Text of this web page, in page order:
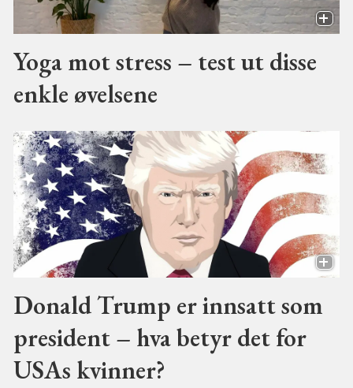
Yoga mot stress – test ut disse
enkle øvelsene
Donald Trump er innsatt som
president – hva betyr det for
USAs kvinner?